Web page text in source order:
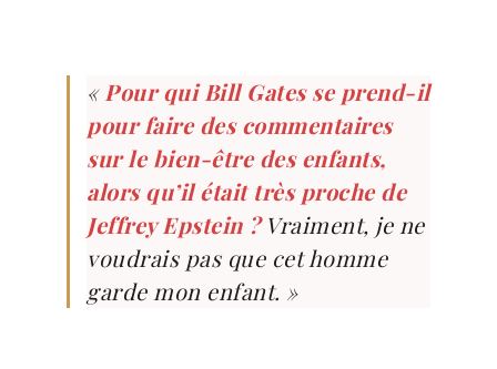
« Pour qui Bill Gates se prend-il
pour faire des commentaires
sur le bien-être des enfants,
alors qu’il était très proche de
Jeffrey Epstein ?Vraiment, je ne
voudrais pas que cet homme
garde mon enfant. »